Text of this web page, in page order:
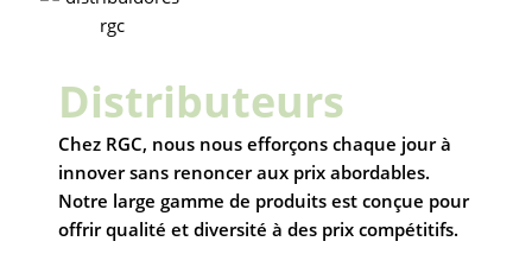
Distributeurs
Chez RGC, nous nous efforçons chaque jour à
innover sans renoncer aux prix abordables.
Notre large gamme de produits est conçue pour
offrir qualité et diversité à des prix compétitifs.